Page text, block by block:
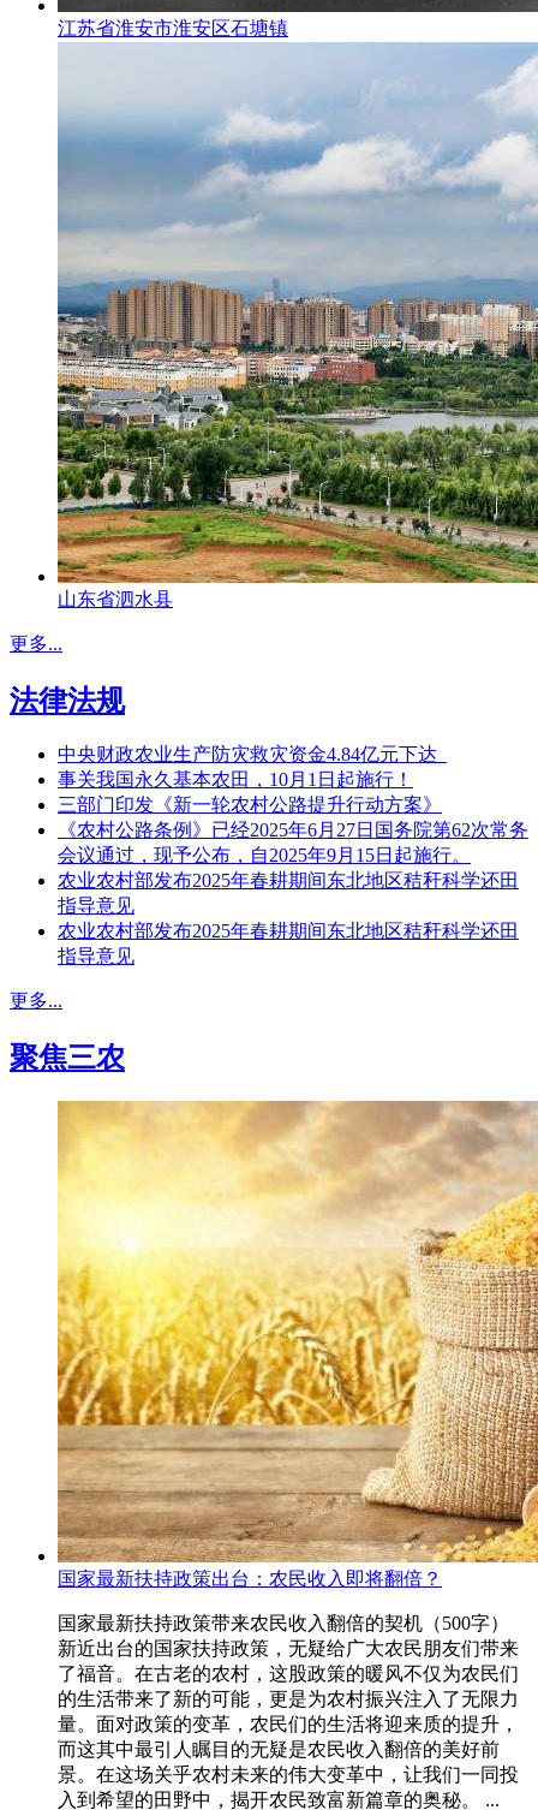
江苏省淮安市淮安区石塘镇
山东省泗水县
更多...
法律法规
中央财政农业生产防灾救灾资金4.84亿元下达
事关我国永久基本农田，10月1日起施行！
三部门印发《新一轮农村公路提升行动方案》
《农村公路条例》已经2025年6月27日国务院第62次常务
会议通过，现予公布，自2025年9月15日起施行。
农业农村部发布2025年春耕期间东北地区秸秆科学还田
指导意见
农业农村部发布2025年春耕期间东北地区秸秆科学还田
指导意见
更多...
聚焦三农
国家最新扶持政策出台：农民收入即将翻倍？
国家最新扶持政策带来农民收入翻倍的契机（500字）
新近出台的国家扶持政策，无疑给广大农民朋友们带来
了福音。在古老的农村，这股政策的暖风不仅为农民们
的生活带来了新的可能，更是为农村振兴注入了无限力
量。面对政策的变革，农民们的生活将迎来质的提升，
而这其中最引人瞩目的无疑是农民收入翻倍的美好前
景。在这场关乎农村未来的伟大变革中，让我们一同投
入到希望的田野中，揭开农民致富新篇章的奥秘。 ...